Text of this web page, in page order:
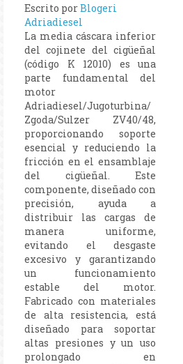
Escrito porBlogeri
Adriadiesel
La media cáscara inferior
del cojinete del cigüeñal
(código K 12010) es una
parte fundamental del
motor
Adriadiesel/Jugoturbina/
Zgoda/Sulzer ZV40/48,
proporcionando soporte
esencial y reduciendo la
fricción en el ensamblaje
del cigüeñal. Este
componente, diseñado con
precisión, ayuda a
distribuir las cargas de
manera uniforme,
evitando el desgaste
excesivo y garantizando
un funcionamiento
estable del motor.
Fabricado con materiales
de alta resistencia, está
diseñado para soportar
altas presiones y un uso
prolongado en